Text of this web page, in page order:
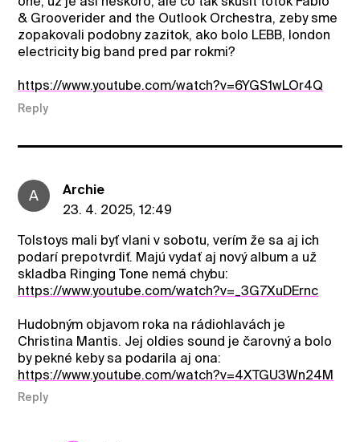
& Grooverider and the Outlook Orchestra, zeby sme
zopakovali podobny zazitok, ako bolo LEBB, london
electricity big band pred par rokmi?
https://www.youtube.com/watch?v=6YGS1wLOr4Q
Reply
A
Archie
23. 4. 2025, 12:49
Tolstoys mali byť vlani v sobotu, verím že sa aj ich
podarí prepotvrdiť. Majú vydať aj nový album a už
skladba Ringing Tone nemá chybu:
https://www.youtube.com/watch?v=_3G7XuDErnc
Hudobným objavom roka na rádiohlavách je
Christina Mantis. Jej oldies sound je čarovný a bolo
by pekné keby sa podarila aj ona:
https://www.youtube.com/watch?v=4XTGU3Wn24M
Reply